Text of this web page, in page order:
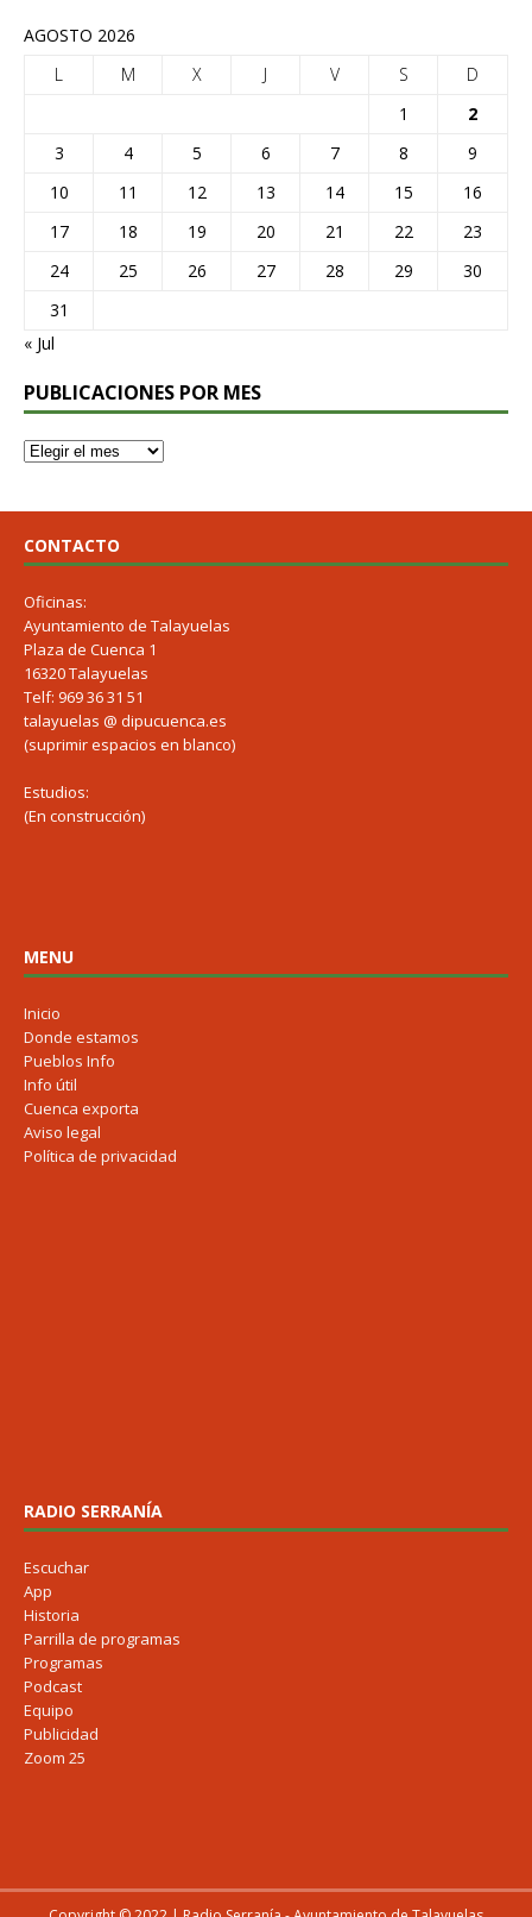
AGOSTO 2026
L
M X J V S
D
1
2
3
4 5 6 7 8
9
10
11 12 13 14 15
16
17
18 19 20 21 22
23
24
25 26 27 28 29
30
31
« Jul
PUBLICACIONES POR MES
CONTACTO
Oficinas:
Ayuntamiento de Talayuelas
Plaza de Cuenca 1
16320 Talayuelas
Telf: 969 36 31 51
talayuelas @ dipucuenca.es
(suprimir espacios en blanco)
Estudios:
(En construcción)
MENU
Inicio
Donde estamos
Pueblos Info
Info útil
Cuenca exporta
Aviso legal
Política de privacidad
RADIO SERRANÍA
Escuchar
App
Historia
Parrilla de programas
Programas
Podcast
Equipo
Publicidad
Zoom 25